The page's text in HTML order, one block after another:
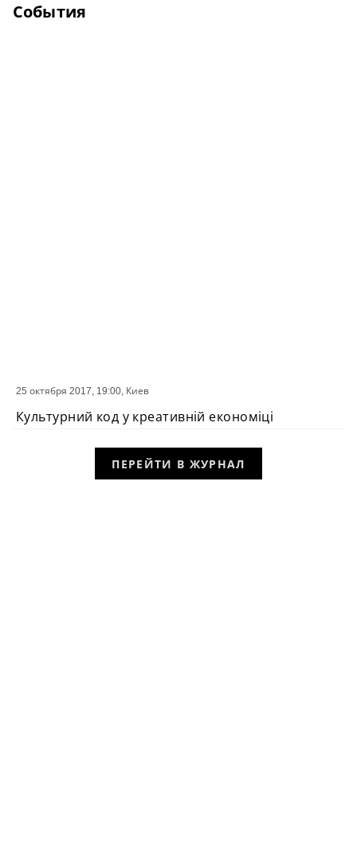
События
СОБЫТИЕ
25 октября 2017, 19:00, Киев
Культурний код у креативній економіці
ПЕРЕЙТИ В ЖУРНАЛ